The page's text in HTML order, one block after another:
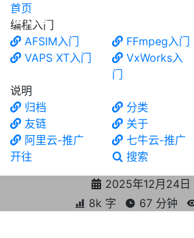
食铁兽
首页
编程入门
AFSIM入门
FFmpeg入门
VAPS XT入门
VxWorks入
门
说明
归档
分类
友链
关于
阿里云-推广
七牛云-推广
开往
搜索
2025年12月24日
8k 字
67 分钟